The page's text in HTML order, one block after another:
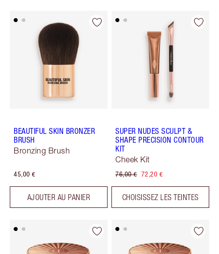
BEAUTIFUL SKIN BRONZER
BRUSH
Bronzing Brush
45,00 €
AJOUTER AU PANIER
SUPER NUDES SCULPT &
SHAPE PRECISION CONTOUR
KIT
Cheek Kit
76,00 € 72,20 €
CHOISISSEZ LES TEINTES